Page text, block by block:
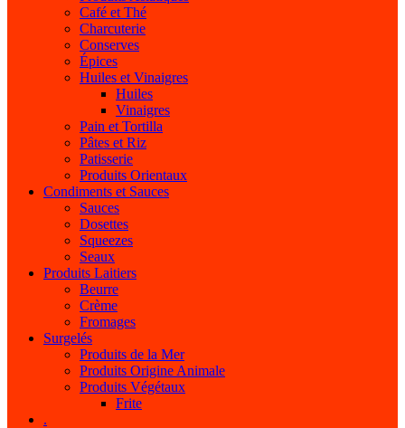
Café et Thé
Charcuterie
Conserves
Épices
Huiles et Vinaigres
Huiles
Vinaigres
Pain et Tortilla
Pâtes et Riz
Patisserie
Produits Orientaux
Condiments et Sauces
Sauces
Dosettes
Squeezes
Seaux
Produits Laitiers
Beurre
Crème
Fromages
Surgelés
Produits de la Mer
Produits Origine Animale
Produits Végétaux
Frite
.